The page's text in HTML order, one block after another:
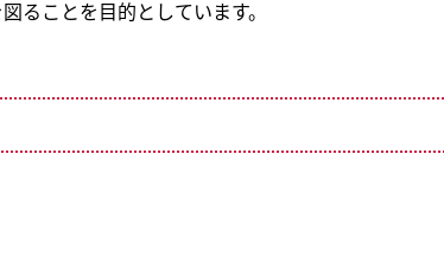
ることを目的としています。